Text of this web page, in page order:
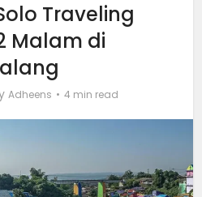
Traveling
Malam di
Adheens 4 min read